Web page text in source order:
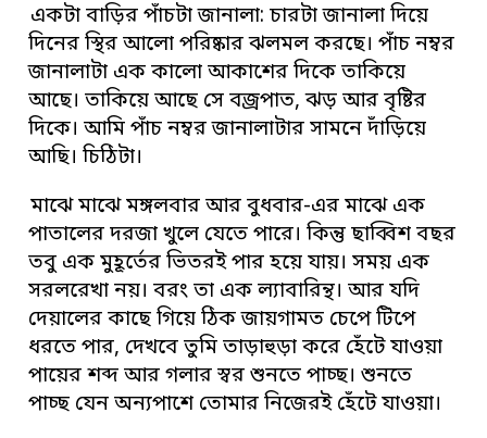
একটা বাড়ির পাঁচটা জানালা: চারটা জানালা দিয়ে
দিনের স্থির আলো পরিষ্কার ঝলমল করছে। পাঁচ নম্বর
জানালাটা এক কালো আকাশের দিকে তাকিয়ে
আছে। তাকিয়ে আছে সে বজ্রপাত, ঝড় আর বৃষ্টির
দিকে। আমি পাঁচ নম্বর জানালাটার সামনে দাঁড়িয়ে
আছি। চিঠিটা।
মাঝে মাঝে মঙ্গলবার আর বুধবার-এর মাঝে এক
পাতালের দরজা খুলে যেতে পারে। কিন্তু ছাব্বিশ বছর
তবু এক মুহূর্তের ভিতরই পার হয়ে যায়। সময় এক
সরলরেখা নয়। বরং তা এক ল্যাবারিন্থ। আর যদি
দেয়ালের কাছে গিয়ে ঠিক জায়গামত চেপে টিপে
ধরতে পার, দেখবে তুমি তাড়াহুড়া করে হেঁটে যাওয়া
পায়ের শব্দ আর গলার স্বর শুনতে পাচ্ছ। শুনতে
পাচ্ছ যেন অন্যপাশে তোমার নিজেরই হেঁটে যাওয়া।